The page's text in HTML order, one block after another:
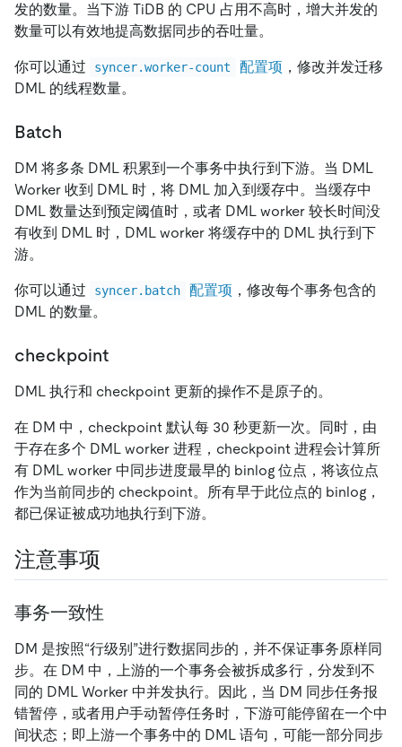
发的数量。当下游 TiDB 的 CPU 占用不高时，增大并发的
数量可以有效地提高数据同步的吞吐量。
你可以通过 syncer.worker-count 配置项 ，修改并发迁移
DML 的线程数量。
Batch
DM 将多条 DML 积累到一个事务中执行到下游。当 DML
Worker 收到 DML 时，将 DML 加入到缓存中。当缓存中
DML 数量达到预定阈值时，或者 DML worker 较长时间没
有收到 DML 时，DML worker 将缓存中的 DML 执行到下
游。
你可以通过 syncer.batch 配置项 ，修改每个事务包含的
DML 的数量。
checkpoint
DML 执行和 checkpoint 更新的操作不是原子的。
在 DM 中，checkpoint 默认每 30 秒更新一次。同时，由
于存在多个 DML worker 进程，checkpoint 进程会计算所
有 DML worker 中同步进度最早的 binlog 位点，将该位点
作为当前同步的 checkpoint。所有早于此位点的 binlog，
都已保证被成功地执行到下游。
注意事项
事务一致性
DM 是按照“行级别”进行数据同步的，并不保证事务原样同
步。在 DM 中，上游的一个事务会被拆成多行，分发到不
同的 DML Worker 中并发执行。因此，当 DM 同步任务报
错暂停，或者用户手动暂停任务时，下游可能停留在一个中
间状态；即上游一个事务中的 DML 语句，可能一部分同步